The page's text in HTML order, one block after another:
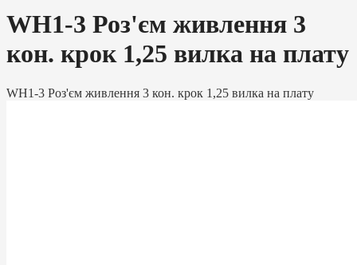
WH1-3 Роз'єм живлення 3
кон. крок 1,25 вилка на плату
WH1-3 Роз'єм живлення 3 кон. крок 1,25 вилка на плату